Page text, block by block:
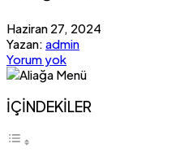
Haziran 27, 2024
Yazan: admin
Yorum yok
İÇİNDEKİLER